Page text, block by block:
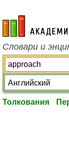
academic.ru
Словари и
Толкования